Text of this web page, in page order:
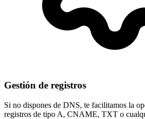
Gestión de registros
Si no dispones de DNS, te facilitamos la
registros de tipo A, CNAME, TXT o